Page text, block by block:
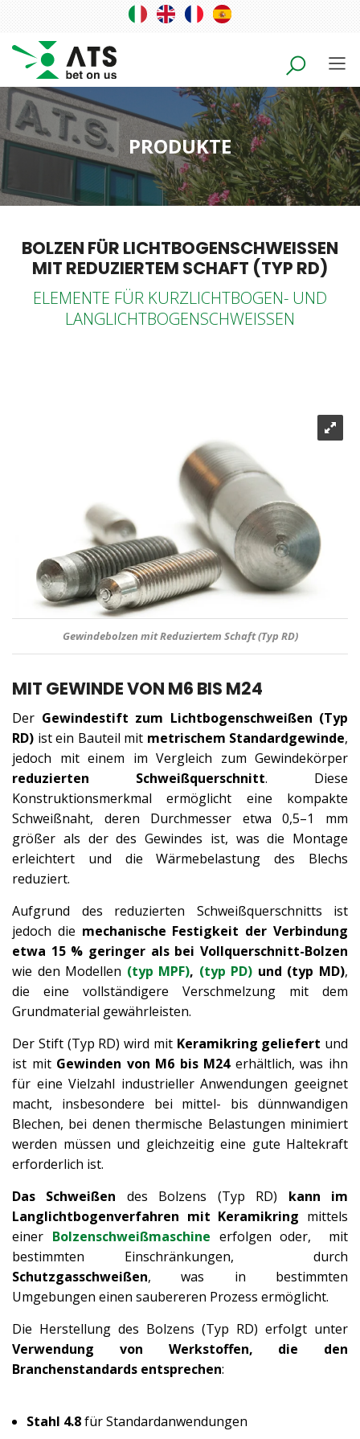
PRODUKTE
BOLZEN FÜR LICHTBOGENSCHWEISSEN
MIT REDUZIERTEM SCHAFT (TYP RD)
ELEMENTE FÜR KURZLICHTBOGEN- UND
LANGLICHTBOGENSCHWEISSEN
Gewindebolzen mit Reduziertem Schaft (Typ RD)
MIT GEWINDE VON M6 BIS M24
Der Gewindestift zum Lichtbogenschweißen (Typ
RD) ist ein Bauteil mit metrischem Standardgewinde,
jedoch mit einem im Vergleich zum Gewindekörper
reduzierten Schweißquerschnitt. Diese
Konstruktionsmerkmal ermöglicht eine kompakte
Schweißnaht, deren Durchmesser etwa 0,5–1 mm
größer als der des Gewindes ist, was die Montage
erleichtert und die Wärmebelastung des Blechs
reduziert.
Aufgrund des reduzierten Schweißquerschnitts ist
jedoch die mechanische Festigkeit der Verbindung
etwa 15 % geringer als bei Vollquerschnitt-Bolzen
wie den Modellen (typ MPF), (typ PD) und (typ MD),
die eine vollständigere Verschmelzung mit dem
Grundmaterial gewährleisten.
Der Stift (Typ RD) wird mit Keramikring geliefert und
ist mit Gewinden von M6 bis M24 erhältlich, was ihn
für eine Vielzahl industrieller Anwendungen geeignet
macht, insbesondere bei mittel- bis dünnwandigen
Blechen, bei denen thermische Belastungen minimiert
werden müssen und gleichzeitig eine gute Haltekraft
erforderlich ist.
Das Schweißen des Bolzens (Typ RD) kann im
Langlichtbogenverfahren mit Keramikring mittels
einer Bolzenschweißmaschine erfolgen oder, mit
bestimmten Einschränkungen, durch
Schutzgasschweißen, was in bestimmten
Umgebungen einen saubereren Prozess ermöglicht.
Die Herstellung des Bolzens (Typ RD) erfolgt unter
Verwendung von Werkstoffen, die den
Branchenstandards entsprechen:
Stahl 4.8für Standardanwendungen